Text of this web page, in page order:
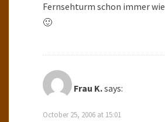
Fernsehturm schon immer wie
🙂
Frau K.says:
October 25, 2006 at 15:01